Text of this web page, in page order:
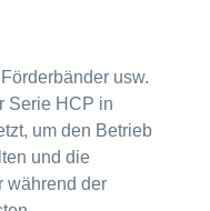
usw.
Serie HCP in
um den Betrieb
und die
während der